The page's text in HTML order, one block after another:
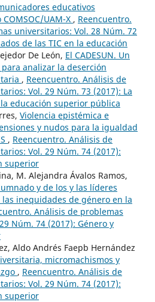
educativos
UAM-X , Reencuentro.
universitarios: Vol. 28 Núm. 72
de las TIC en la educación
De León, El CADESUN. Un
analizar la deserción
, Reencuentro. Análisis de
Vol. 29 Núm. 73 (2017): La
educación superior pública
Violencia epistémica e
y nudos para la igualdad
, Reencuentro. Análisis de
Vol. 29 Núm. 74 (2017):
superior
M. Alejandra Ávalos Ramos,
y de los y las líderes
inequidades de género en la
Análisis de problemas
Núm. 74 (2017): Género y
Aldo Andrés Faepb Hernández
micromachismos y
, Reencuentro. Análisis de
Vol. 29 Núm. 74 (2017):
superior